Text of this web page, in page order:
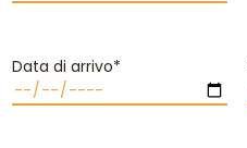
Data di arrivo*